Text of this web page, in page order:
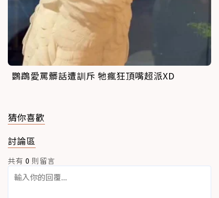
鸚鵡愛罵髒話遭訓斥 牠瘋狂頂嘴超派XD
猜你喜歡
討論區
共有 0 則留言